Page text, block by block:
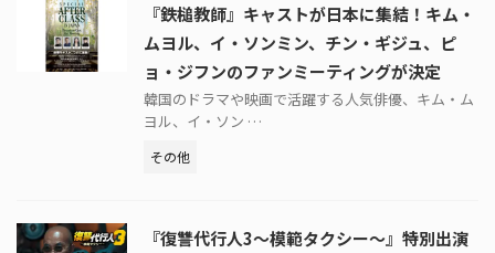
『鉄槌教師』キャストが日本に集結！キム・
ムヨル、イ・ソンミン、チン・ギジュ、ピ
ョ・ジフンのファンミーティングが決定
韓国のドラマや映画で活躍する人気俳優、キム・ム
ヨル、イ・ソン …
その他
『復讐代行人3～模範タクシー～』特別出演